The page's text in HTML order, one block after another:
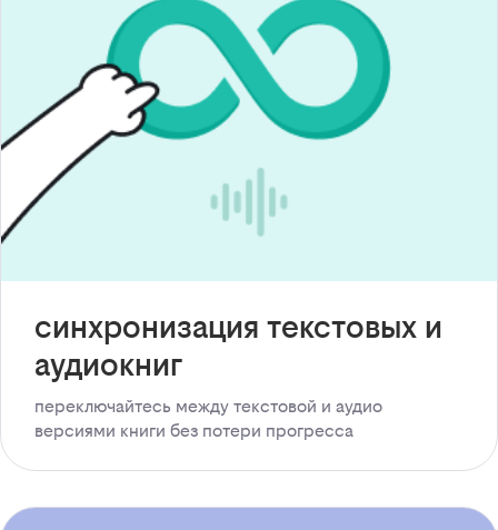
синхронизация текстовых и
аудиокниг
переключайтесь между текстовой и аудио
версиями книги без потери прогресса